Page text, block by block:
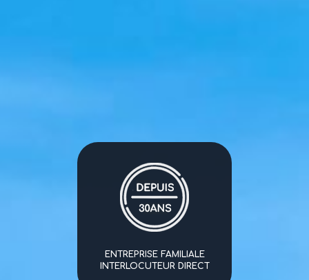
ENTREPRISE FAMILIALE
INTERLOCUTEUR DIRECT